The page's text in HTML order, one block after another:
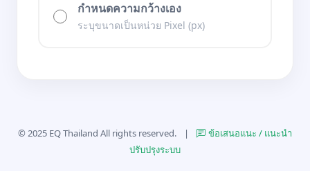
กำหนดความกว้างเอง
ระบุขนาดเป็นหน่วย Pixel (px)
© 2025 EQ Thailand All rights reserved. |
ข้อเสนอแนะ / แนะนำ
ปรับปรุงระบบ